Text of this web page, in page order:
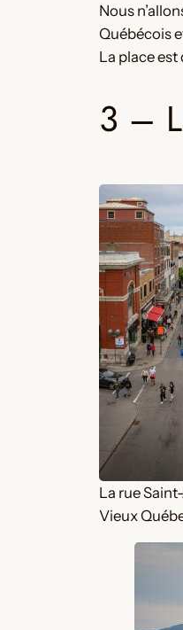
Nous
Québécois
La place
3 –
La rue
Vieux